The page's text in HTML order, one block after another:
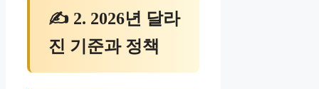
✍ 2. 2026년 달라
진 기준과 정책